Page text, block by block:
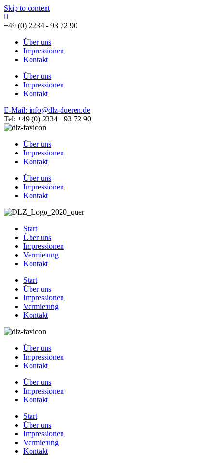
Skip to content
+49 (0) 2234 - 93 72 90
Über uns
Impressionen
Kontakt
Über uns
Impressionen
Kontakt
E-Mail: info@dlz-dueren.de
Tel: +49 (0) 2334 - 93 72 90
Über uns
Impressionen
Kontakt
Über uns
Impressionen
Kontakt
Start
Über uns
Impressionen
Vermietung
Kontakt
Start
Über uns
Impressionen
Vermietung
Kontakt
Über uns
Impressionen
Kontakt
Über uns
Impressionen
Kontakt
Start
Über uns
Impressionen
Vermietung
Kontakt